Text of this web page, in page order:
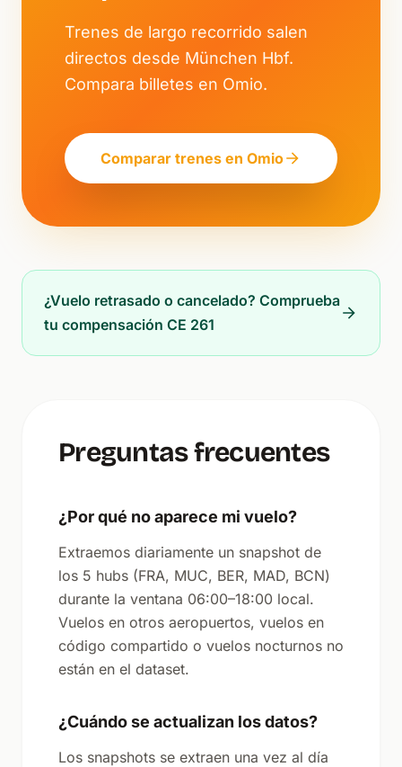
Trenes de largo recorrido salen
directos desde München Hbf.
Compara billetes en Omio.
Comparar trenes en Omio
¿Vuelo retrasado o cancelado? Comprueba
tu compensación CE 261
Preguntas frecuentes
¿Por qué no aparece mi vuelo?
Extraemos diariamente un snapshot de
los 5 hubs (FRA, MUC, BER, MAD, BCN)
durante la ventana 06:00–18:00 local.
Vuelos en otros aeropuertos, vuelos en
código compartido o vuelos nocturnos no
están en el dataset.
¿Cuándo se actualizan los datos?
Los snapshots se extraen una vez al día